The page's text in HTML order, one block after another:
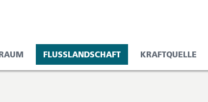
FLUSSLANDSCHAFT KRAFTQUELLE